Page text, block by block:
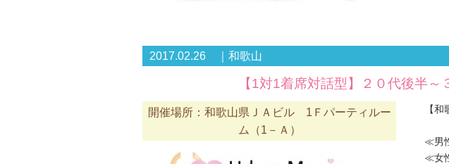
2017.02.26 ｜和歌山
【1対1着席対話型】２０代後半
開催場所：和歌山県ＪＡビル 1Ｆパーティルー
ム（1－Ａ）
【和
≪男
≪